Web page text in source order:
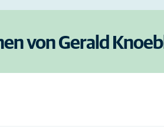
von Gerald Knoebl